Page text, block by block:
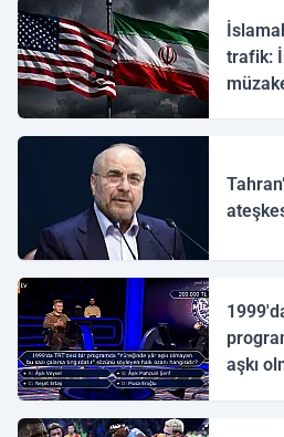
trafik:
aşkı